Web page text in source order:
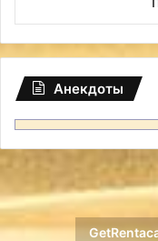
Анекдоты